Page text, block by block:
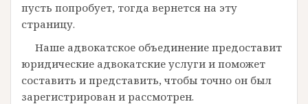
пусть попробует, тогда вернется на эту
страницу.
Наше адвокатское объединение предоставит
юридические адвокатские услуги и поможет
составить и представить, чтобы точно он был
зарегистрирован и рассмотрен.